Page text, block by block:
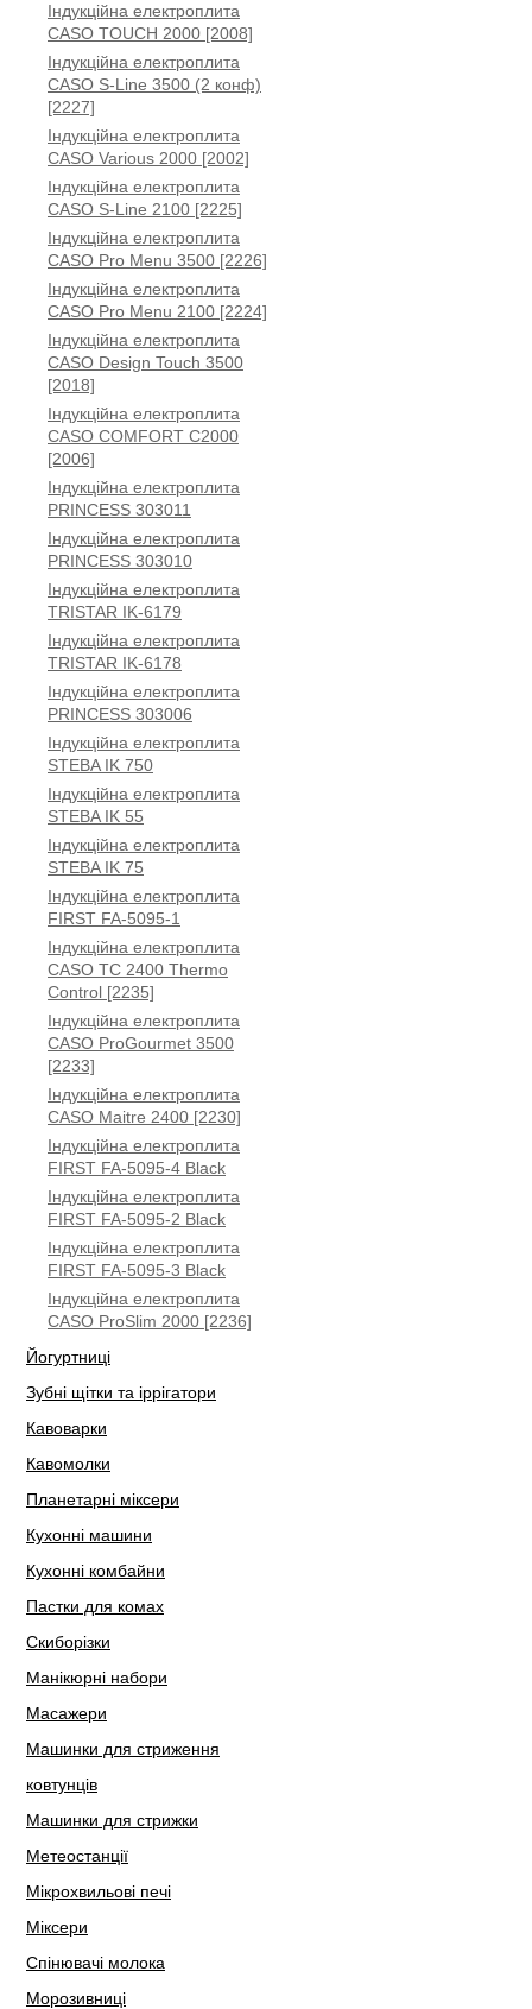
Індукційна електроплита
CASO TOUCH 2000 [2008]
Індукційна електроплита
CASO S-Line 3500 (2 конф)
[2227]
Індукційна електроплита
CASO Various 2000 [2002]
Індукційна електроплита
CASO S-Line 2100 [2225]
Індукційна електроплита
CASO Pro Menu 3500 [2226]
Індукційна електроплита
CASO Pro Menu 2100 [2224]
Індукційна електроплита
CASO Design Touch 3500
[2018]
Індукційна електроплита
CASO COMFORT C2000
[2006]
Індукційна електроплита
PRINCESS 303011
Індукційна електроплита
PRINCESS 303010
Індукційна електроплита
TRISTAR IK-6179
Індукційна електроплита
TRISTAR IK-6178
Індукційна електроплита
PRINCESS 303006
Індукційна електроплита
STEBA IK 750
Індукційна електроплита
STEBA IK 55
Індукційна електроплита
STEBA IK 75
Індукційна електроплита
FIRST FA-5095-1
Індукційна електроплита
CASO TC 2400 Thermo
Control [2235]
Індукційна електроплита
CASO ProGourmet 3500
[2233]
Індукційна електроплита
CASO Maitre 2400 [2230]
Індукційна електроплита
FIRST FA-5095-4 Black
Індукційна електроплита
FIRST FA-5095-2 Black
Індукційна електроплита
FIRST FA-5095-3 Black
Індукційна електроплита
CASO ProSlim 2000 [2236]
Йогуртниці
Зубні щітки та іррігатори
Кавоварки
Кавомолки
Планетарні міксери
Кухонні машини
Кухонні комбайни
Пастки для комах
Скиборізки
Манікюрні набори
Масажери
Машинки для стриження
ковтунців
Машинки для стрижки
Метеостанції
Мікрохвильові печі
Міксери
Спінювачі молока
Морозивниці